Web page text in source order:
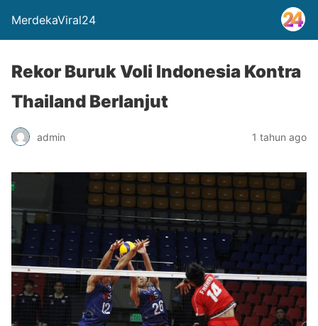
MerdekaViral24
Rekor Buruk Voli Indonesia Kontra
Thailand Berlanjut
admin 1 tahun ago